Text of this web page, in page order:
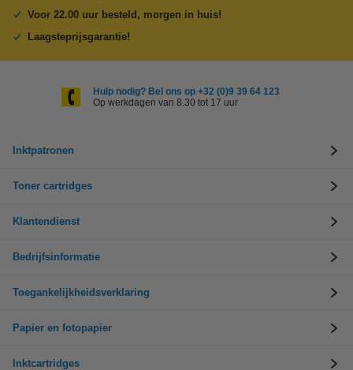
Voor 22.00 uur besteld, morgen in huis!
Laagsteprijsgarantie!
Hulp nodig? Bel ons op +32 (0)9 39 64 123
Op werkdagen van 8.30 tot 17 uur
Inktpatronen
Toner cartridges
Klantendienst
Bedrijfsinformatie
Toegankelijkheidsverklaring
Papier en fotopapier
Inktcartridges